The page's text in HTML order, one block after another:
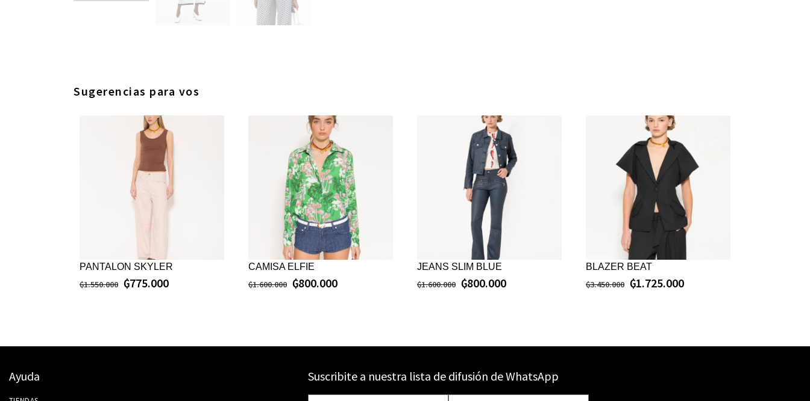
Sugerencias para vos
PANTALON SKYLER
₲1.550.000 ₲775.000
CAMISA ELFIE
₲1.600.000 ₲800.000
JEANS SLIM BLUE
₲1.600.000 ₲800.000
BLAZER BEAT
₲3.450.000 ₲1.725.000
Ayuda Suscribite a nuestra lista de difusión de WhatsApp